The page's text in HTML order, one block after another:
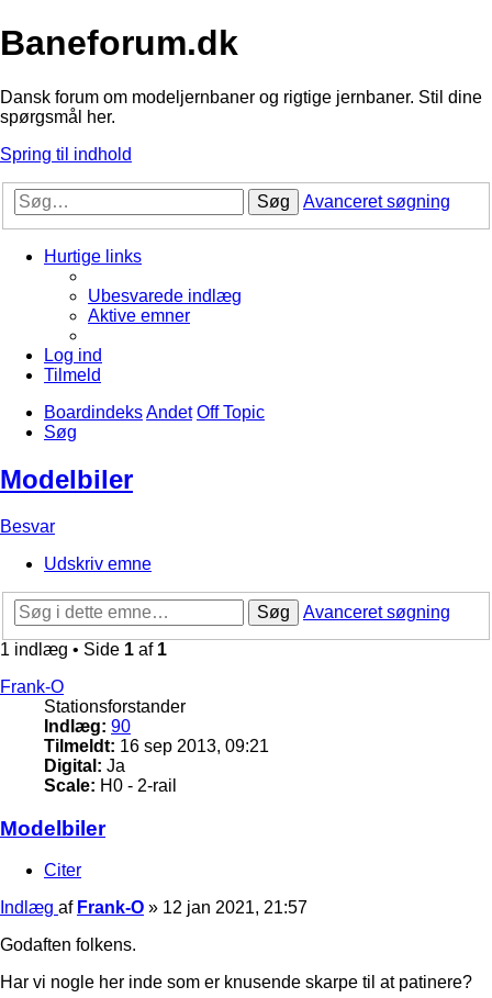
Baneforum.dk
Dansk forum om modeljernbaner og rigtige jernbaner. Stil dine
spørgsmål her.
Spring til indhold
Søg Avanceret søgning
Hurtige links
Ubesvarede indlæg
Aktive emner
Log ind
Tilmeld
BoardindeksAndet Off Topic
Søg
Modelbiler
Besvar
Udskriv emne
Søg
Avanceret søgning
1 indlæg • Side 1 af 1
Frank-O
Stationsforstander
Indlæg: 90
Tilmeldt: 16 sep 2013, 09:21
Digital: Ja
Scale: H0 - 2-rail
Modelbiler
Citer
Indlæg af Frank-O » 12 jan 2021, 21:57
Godaften folkens.
Har vi nogle her inde som er knusende skarpe til at patinere?